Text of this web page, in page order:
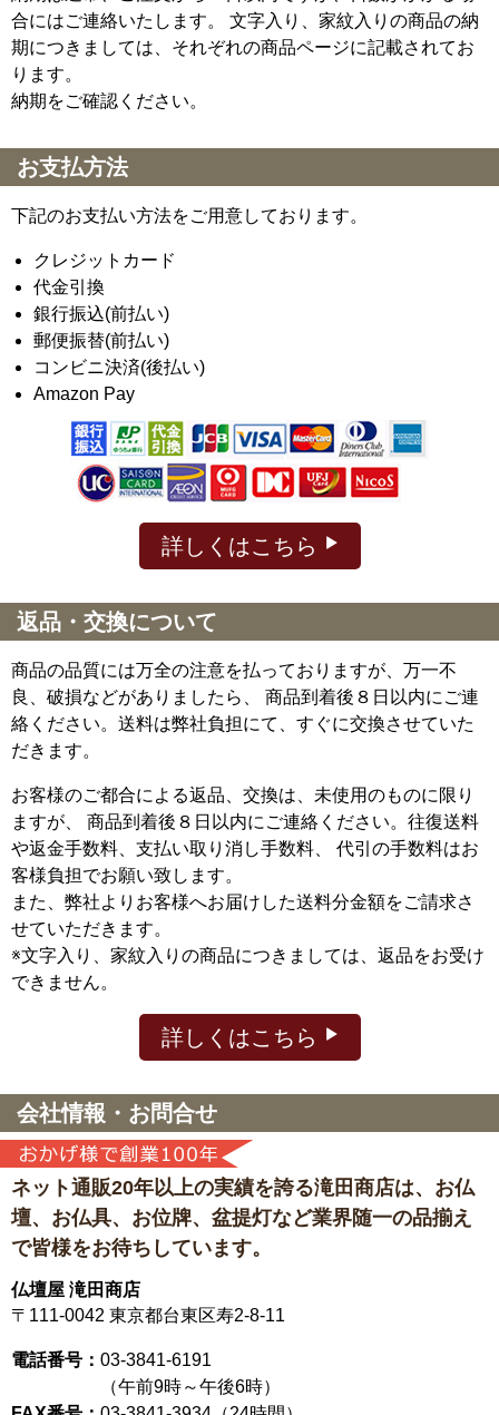
合にはご連絡いたします。 文字入り、家紋入りの商品の納
期につきましては、それぞれの商品ページに記載されてお
ります。
納期をご確認ください。
お支払方法
下記のお支払い方法をご用意しております。
クレジットカード
代金引換
銀行振込(前払い)
郵便振替(前払い)
コンビニ決済(後払い)
Amazon Pay
詳しくはこちら
返品・交換について
商品の品質には万全の注意を払っておりますが、万一不
良、破損などがありましたら、 商品到着後８日以内にご連
絡ください。送料は弊社負担にて、すぐに交換させていた
だきます。
お客様のご都合による返品、交換は、未使用のものに限り
ますが、
商品到着後８日以内にご連絡ください。往復送料
や返金手数料、支払い取り消し手数料、 代引の手数料はお
客様負担でお願い致します。
また、弊社よりお客様へお届けした送料分金額をご請求さ
せていただきます。
※文字入り、家紋入りの商品につきましては、返品をお受け
できません。
詳しくはこちら
会社情報・お問合せ
ネット通販20年以上の実績を誇る滝田商店は、 お仏
壇、お仏具、お位牌、盆提灯など業界随一の品揃え
で皆様をお待ちしています。
仏壇屋 滝田商店
〒111-0042 東京都台東区寿2-8-11
電話番号： 03-3841-6191
（午前9時～午後6時）